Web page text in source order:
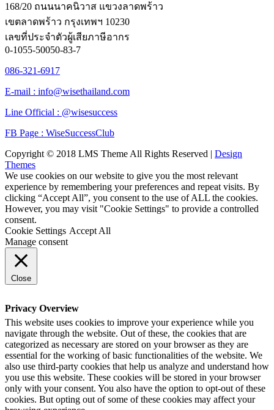
168/20 ถนนนาคนิวาส แขวงลาดพร้าว
เขตลาดพร้าว กรุงเทพฯ 10230
เลขที่ประจำตัวผู้เสียภาษีอากร
0-1055-50050-83-7
086-321-6917
E-mail : info@wisethailand.com
Line Official : @wisesuccess
FB Page : WiseSuccessClub
Copyright © 2018 LMS Theme All Rights Reserved | Design
Themes
We use cookies on our website to give you the most relevant
experience by remembering your preferences and repeat visits. By
clicking “Accept All”, you consent to the use of ALL the cookies.
However, you may visit "Cookie Settings" to provide a controlled
consent.
Cookie Settings Accept All
Manage consent
Close
Privacy Overview
This website uses cookies to improve your experience while you
navigate through the website. Out of these, the cookies that are
categorized as necessary are stored on your browser as they are
essential for the working of basic functionalities of the website. We
also use third-party cookies that help us analyze and understand how
you use this website. These cookies will be stored in your browser
only with your consent. You also have the option to opt-out of these
cookies. But opting out of some of these cookies may affect your